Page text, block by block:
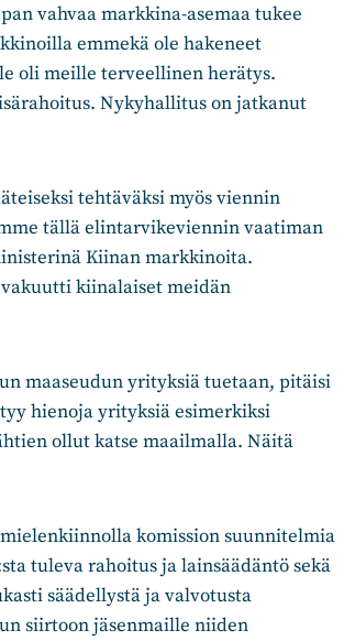
vahvaa markkina-asemaa tukee
emmekä ole hakeneet
oli meille terveellinen herätys.
Nykyhallitus on jatkanut
tehtäväksi myös viennin
tällä elintarvikeviennin vaatiman
Kiinan markkinoita.
kiinalaiset meidän
maaseudun yrityksiä tuetaan, pitäisi
hienoja yrityksiä esimerkiksi
ollut katse maailmalla. Näitä
komission suunnitelmia
tuleva rahoitus ja lainsäädäntö sekä
säädellystä ja valvotusta
siirtoon jäsenmaille niiden